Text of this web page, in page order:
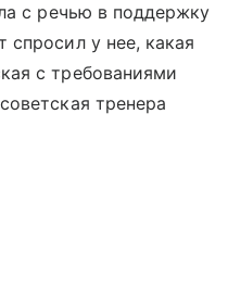
с речью в поддержку
у нее, какая
с требованиями
тренера